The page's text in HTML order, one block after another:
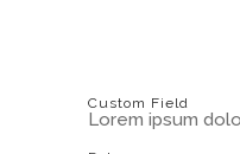
Custom Field
Lorem ipsum